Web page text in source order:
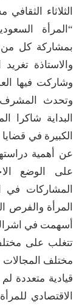
الثلاثاء
“المرأة
بمشاركة كل من
والاستاذة
وشاركت فيها
وتحدث المشرف
البداية شاكرا
الكبيرة في
عن أهمية
على الوضع
المشاركات
أسهمت في اشراك
تتغلب على
مختلف المجالات
قيادية متعددة
الاقتصادي